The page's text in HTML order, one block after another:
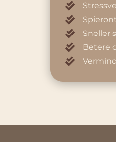
Sneller
Betere